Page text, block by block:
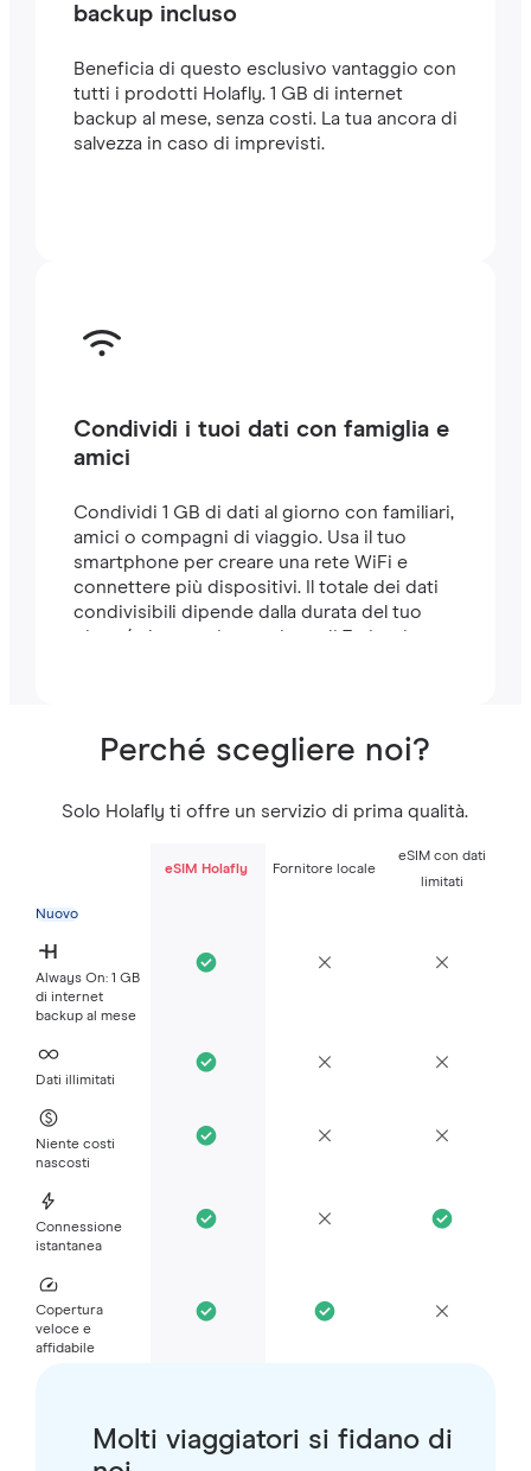
backup incluso
Beneficia di questo esclusivo vantaggio con
tutti i prodotti Holafly. 1 GB di internet
backup al mese, senza costi. La tua ancora di
salvezza in caso di imprevisti.
Condividi i tuoi dati con famiglia e
amici
Condividi 1 GB di dati al giorno con familiari,
amici o compagni di viaggio. Usa il tuo
smartphone per creare una rete WiFi e
connettere più dispositivi. Il totale dei dati
condivisibili dipende dalla durata del tuo
piano (ad esempio, un piano di 7 giorni
Perché scegliere noi?
Solo Holafly ti offre un servizio di prima qualità.
eSIM Holafly Fornitore locale
eSIM con dati
limitati
Nuovo
Always On: 1 GB
di internet
backup al mese
Dati illimitati
Niente costi
nascosti
Connessione
istantanea
Copertura
veloce e
affidabile
Molti viaggiatori si fidano di